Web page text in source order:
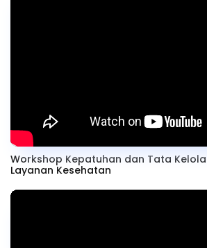
Workshop Kepatuhan dan Tata
Layanan Kesehatan